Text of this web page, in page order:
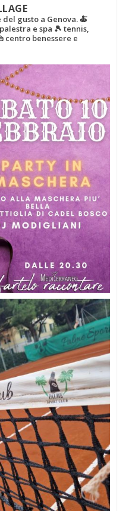
gusto a Genova.🍝
e spa 🎾 tennis,
centro benessere e